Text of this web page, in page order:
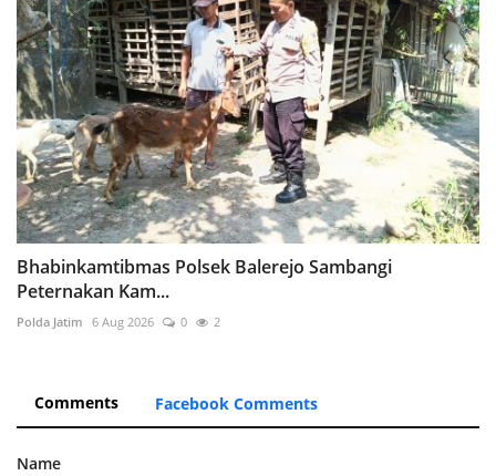
Bhabinkamtibmas Polsek Balerejo Sambangi
Peternakan Kam...
Polda Jatim 6 Aug 2026 0 2
Comments Facebook Comments
Name